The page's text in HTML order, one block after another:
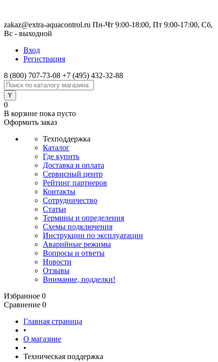
zakaz@extra-aquacontrol.ru Пн-Чт 9:00-18:00, Пт 9:00-17:00, Сб,
Вс - выходной
Вход
Регистрация
8 (800) 707-73-08 +7 (495) 432-32-88
0
В корзине пока пусто
Оформить заказ
Техподдержка
Каталог
Где купить
Доставка и оплата
Сервисный центр
Рейтинг партнеров
Контакты
Сотрудничество
Статьи
Термины и определения
Схемы подключения
Инструкции по эксплуатации
Аварийные режимы
Вопросы и ответы
Новости
Отзывы
Внимание, подделки!
Избранное 0
Сравнение 0
Главная страница
•
О магазине
•
Техническая поддержка